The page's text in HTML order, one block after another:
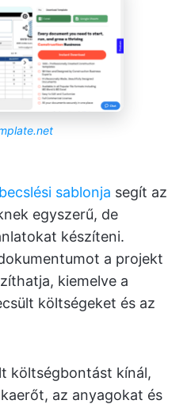
sablonja segít az
egyszerű, de
készíteni.
a projekt
kiemelve a
költségeket és az
költségbontást kínál,
az anyagokat és